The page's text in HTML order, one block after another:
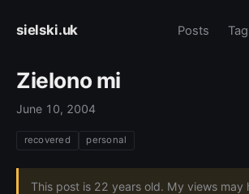
sielski.uk Posts
Zielono mi
June 10, 2004
recovered personal
This post is 22 years old. My views may